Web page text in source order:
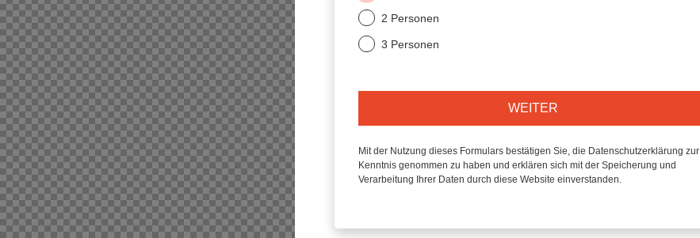
2 Personen
3 Personen
WEITER
Mit der Nutzung dieses Formulars bestätigen Sie, die Datenschutzerklärung zur
Kenntnis genommen zu haben und erklären sich mit der Speicherung und
Verarbeitung Ihrer Daten durch diese Website einverstanden.